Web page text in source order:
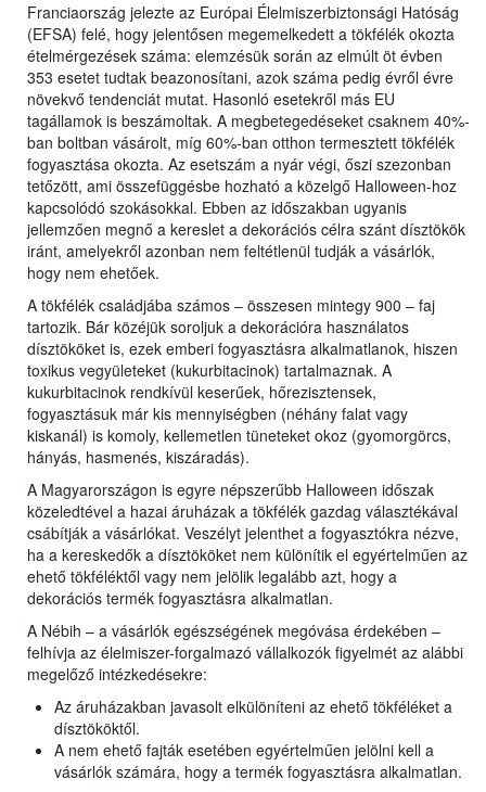
Franciaország jelezte az Európai Élelmiszerbiztonsági Hatóság
(EFSA) felé, hogy jelentősen megemelkedett a tökfélék okozta
ételmérgezések száma: elemzésük során az elmúlt öt évben
353 esetet tudtak beazonosítani, azok száma pedig évről évre
növekvő tendenciát mutat. Hasonló esetekről más EU
tagállamok is beszámoltak. A megbetegedéseket csaknem 40%-
ban boltban vásárolt, míg 60%-ban otthon termesztett tökfélék
fogyasztása okozta. Az esetszám a nyár végi, őszi szezonban
tetőzött, ami összefüggésbe hozható a közelgő Halloween-hoz
kapcsolódó szokásokkal. Ebben az időszakban ugyanis
jellemzően megnő a kereslet a dekorációs célra szánt dísztökök
iránt, amelyekről azonban nem feltétlenül tudják a vásárlók,
hogy nem ehetőek.
A tökfélék családjába számos – összesen mintegy 900 – faj
tartozik. Bár közéjük soroljuk a dekorációra használatos
dísztököket is, ezek emberi fogyasztásra alkalmatlanok, hiszen
toxikus vegyületeket (kukurbitacinok) tartalmaznak. A
kukurbitacinok rendkívül keserűek, hőrezisztensek,
fogyasztásuk már kis mennyiségben (néhány falat vagy
kiskanál) is komoly, kellemetlen tüneteket okoz (gyomorgörcs,
hányás, hasmenés, kiszáradás).
A Magyarországon is egyre népszerűbb Halloween időszak
közeledtével a hazai áruházak a tökfélék gazdag választékával
csábítják a vásárlókat. Veszélyt jelenthet a fogyasztókra nézve,
ha a kereskedők a dísztököket nem különítik el egyértelműen az
ehető tökféléktől vagy nem jelölik legalább azt, hogy a
dekorációs termék fogyasztásra alkalmatlan.
A Nébih – a vásárlók egészségének megóvása érdekében –
felhívja az élelmiszer-forgalmazó vállalkozók figyelmét az alábbi
megelőző intézkedésekre:
Az áruházakban javasolt elkülöníteni az ehető tökféléket a
dísztököktől.
A nem ehető fajták esetében egyértelműen jelölni kell a
vásárlók számára, hogy a termék fogyasztásra alkalmatlan.